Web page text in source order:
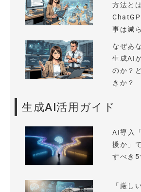
方法と
事は減
なぜあ
生成AI
のか？
きか？
生成AI活用ガイド
AI導入
援か」
すべき5
「厳し